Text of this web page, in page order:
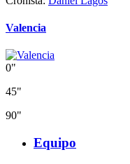
Valencia
0"
45"
90"
Equipo